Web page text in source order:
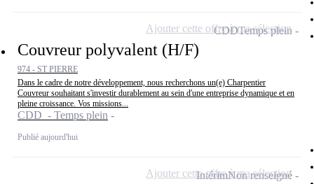
Couvreur polyvalent (H/F)
974 - ST PIERRE
Dans le cadre de notre développement, nous recherchons un(e) Charpentier
Couvreur souhaitant s'investir durablement au sein d'une entreprise dynamique et en
pleine croissance. Vos missions...
CDD - Temps plein
Publié aujourd'hui
CDDTemps plein
Ajouter cette offre à ma sélection
IntérimNon renseigné
Ajouter cette offre à ma sélection